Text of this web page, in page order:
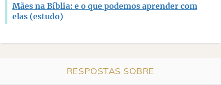
Mães na Bíblia: e o que podemos aprender com
elas (estudo)
RESPOSTAS SOBRE